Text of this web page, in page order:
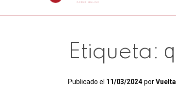
Etiqueta:
Publicado el 11/03/2024 por